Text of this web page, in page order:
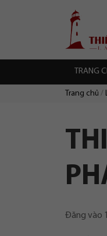
Trang
chủ
TRANG
Duyệt:
Trang chủ
Đăng vào